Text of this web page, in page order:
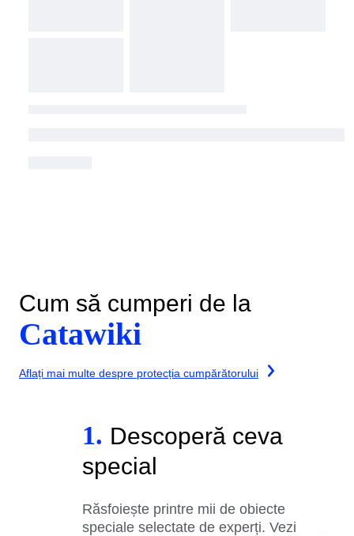
Cum să cumperi de la
Catawiki
Aflați mai multe despre protecția cumpărătorului
1. Descoperă ceva
special
Răsfoiește printre mii de obiecte
speciale selectate de experți. Vezi